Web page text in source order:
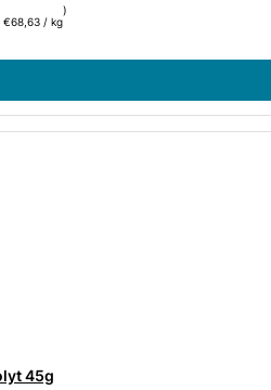
€68,63/ kg
)
45g